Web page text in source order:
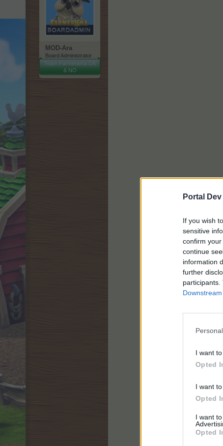
Portal Dev
If you wish
sensitive
confirm
continue
information
further
I want
Opted
I want
Opted
I want
Opted
MOD-Ara
Board Administrator
Team Farmerama DA
& NO